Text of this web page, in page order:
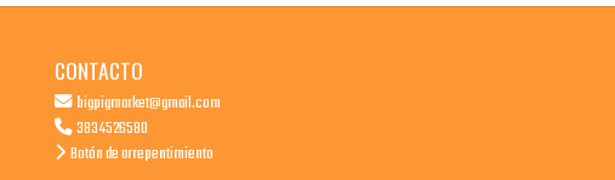
CONTACTO
bigpigmarket@gmail.com
3834526580
Botón de arrepentimiento